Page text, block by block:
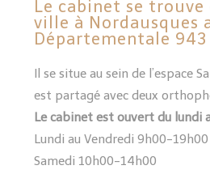
Le cabinet se trouve
ville à Nordausques
Départementale 943
Il se situe au sein de l’espace
est partagé avec deux
Le cabinet est ouvert du lundi
Lundi au Vendredi 9h00-19h00
Samedi 10h00-14h00